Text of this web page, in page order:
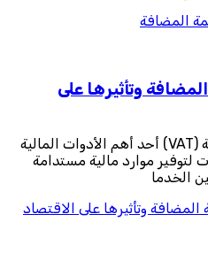
المضافة
وتأثيرها على
تعد ضريبة القيمة المضافة (VAT) أحد أهم الأدوات المالية
لتوفير موارد مالية مستدامة
الخدما
المضافة وتأثيرها على الاقتصاد